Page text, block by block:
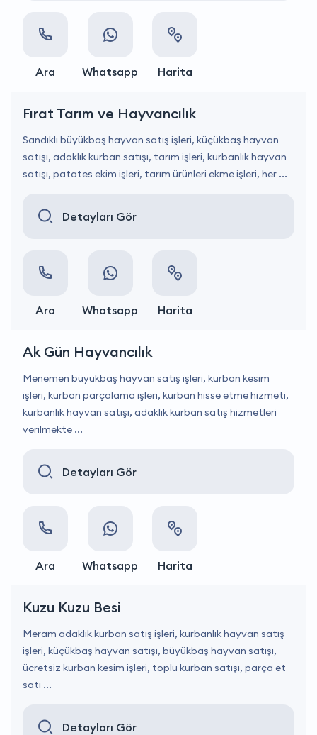
Ara Whatsapp Harita
Fırat Tarım ve Hayvancılık
Sandıklı büyükbaş hayvan satış işleri, küçükbaş hayvan
satışı, adaklık kurban satışı, tarım işleri, kurbanlık hayvan
satışı, patates ekim işleri, tarım ürünleri ekme işleri, her ...
Detayları Gör
Ara Whatsapp Harita
Ak Gün Hayvancılık
Menemen büyükbaş hayvan satış işleri, kurban kesim
işleri, kurban parçalama işleri, kurban hisse etme hizmeti,
kurbanlık hayvan satışı, adaklık kurban satış hizmetleri
verilmekte ...
Detayları Gör
Ara Whatsapp Harita
Kuzu Kuzu Besi
Meram adaklık kurban satış işleri, kurbanlık hayvan satış
işleri, küçükbaş hayvan satışı, büyükbaş hayvan satışı,
ücretsiz kurban kesim işleri, toplu kurban satışı, parça et
satı ...
Detayları Gör